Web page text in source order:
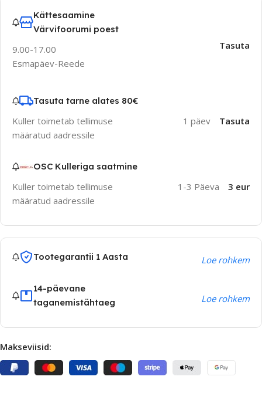
Kättesaamine
Värvifoorumi poest
9.00-17.00
Esmapäev-Reede
Tasuta
Tasuta tarne alates 80€
Kuller toimetab tellimuse
määratud aadressile
1 päev Tasuta
OSC Kulleriga saatmine
Kuller toimetab tellimuse
määratud aadressile
1-3 Päeva 3 eur
Tootegarantii 1 Aasta Loe rohkem
14-päevane
taganemistähtaeg
Loe rohkem
Makseviisid: